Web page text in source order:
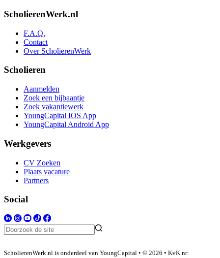
ScholierenWerk.nl
F.A.Q.
Contact
Over ScholierenWerk
Scholieren
Aanmelden
Zoek een bijbaantje
Zoek vakantiewerk
YoungCapital IOS App
YoungCapital Android App
Werkgevers
CV Zoeken
Plaats vacature
Partners
Social
ScholierenWerk.nl is onderdeel van YoungCapital • © 2026 • KvK nr: